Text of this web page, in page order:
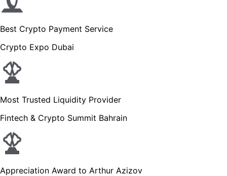
Best Crypto Payment Service
Crypto Expo Dubai
Most Trusted Liquidity Provider
Fintech & Crypto Summit Bahrain
Appreciation Award to Arthur Azizov